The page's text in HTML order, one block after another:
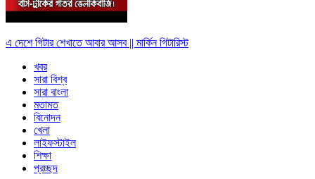
এ দেশে গিটার শেখাতে আবার আসব || মার্কিন গিটারিস্ট
খবর
সারা বিশ্ব
সারা বাংলা
মতামত
বিনোদন
খেলা
লাইফস্টাইল
শিক্ষা
প্রচ্ছদ